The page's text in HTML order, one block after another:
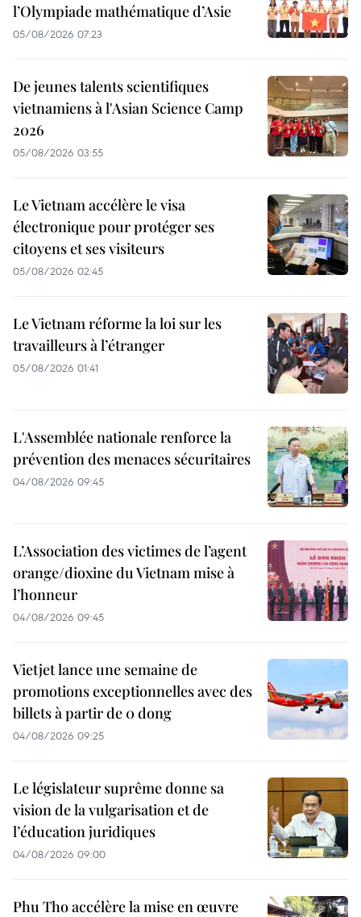
l’Olympiade mathématique d’Asie
05/08/2026 07:23
De jeunes talents scientifiques
vietnamiens à l'Asian Science Camp
2026
05/08/2026 03:55
Le Vietnam accélère le visa
électronique pour protéger ses
citoyens et ses visiteurs
05/08/2026 02:45
Le Vietnam réforme la loi sur les
travailleurs à l’étranger
05/08/2026 01:41
L'Assemblée nationale renforce la
prévention des menaces sécuritaires
04/08/2026 09:45
L’Association des victimes de l’agent
orange/dioxine du Vietnam mise à
l’honneur
04/08/2026 09:45
Vietjet lance une semaine de
promotions exceptionnelles avec des
billets à partir de 0 dong
04/08/2026 09:25
Le législateur suprême donne sa
vision de la vulgarisation et de
l’éducation juridiques
04/08/2026 09:00
Phu Tho accélère la mise en œuvre